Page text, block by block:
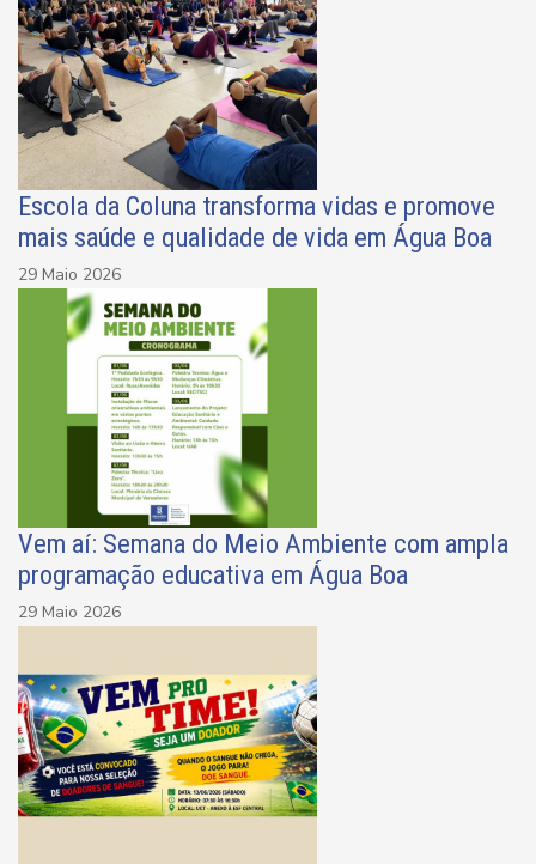
Escola da Coluna transforma vidas e promove
mais saúde e qualidade de vida em Água Boa
29 Maio 2026
Vem aí: Semana do Meio Ambiente com ampla
programação educativa em Água Boa
29 Maio 2026